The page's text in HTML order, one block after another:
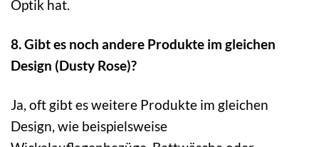
Optik hat.
8. Gibt es noch andere Produkte im gleichen
Design (Dusty Rose)?
Ja, oft gibt es weitere Produkte im gleichen
Design, wie beispielsweise